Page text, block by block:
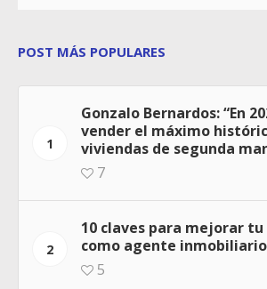
POST MÁS POPULARES
1
Gonzalo Bernardos: “En
vender el máximo
viviendas de segunda
7
2
10 claves para mejorar
como agente inmobiliario
5